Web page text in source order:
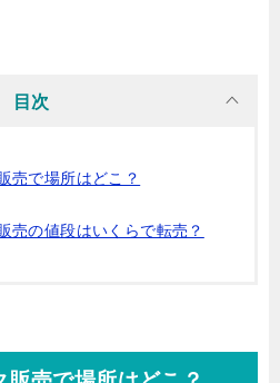
目次
売で場所はどこ？
売の値段はいくらで転売？